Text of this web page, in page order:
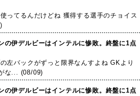
ってるんだけどね 獲得する選手のチョイス
の伊デルビーはインテルに惨敗。終盤に1点
左バックがずっと限界なんすよね GKより
な... (08/09)
の伊デルビーはインテルに惨敗。終盤に1点